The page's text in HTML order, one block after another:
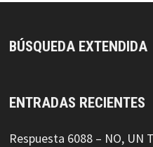
BÚSQUEDA EXTENDIDA
ENTRADAS RECIENTES
Respuesta 6088 – NO, UN